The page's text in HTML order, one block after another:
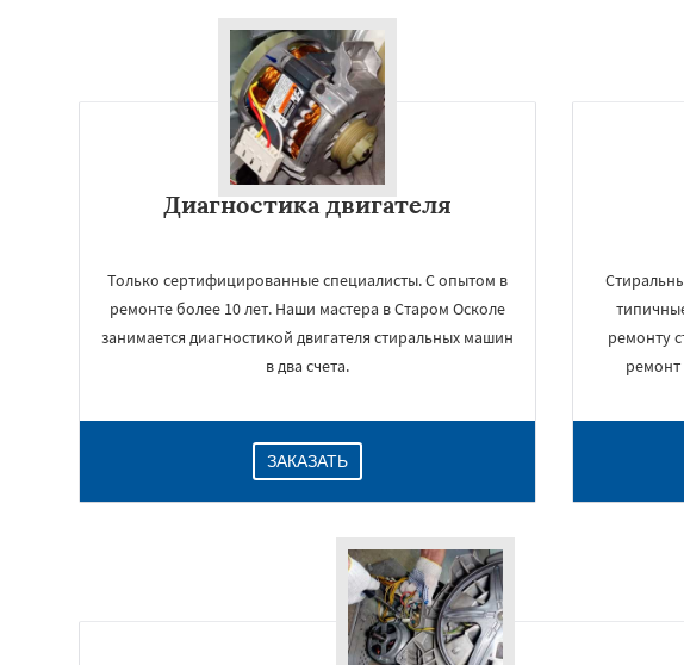
Диагностика двигателя
Только сертифицированные специалисты. С опытом в
ремонте более 10 лет. Наши мастера в Старом Осколе
занимается диагностикой двигателя стиральных машин
в два счета.
ЗАКАЗАТЬ
ремонту
ремонт